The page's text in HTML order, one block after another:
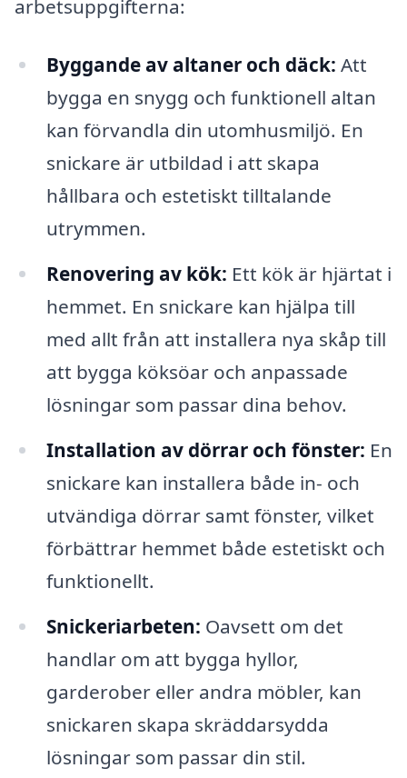
arbetsuppgifterna:
Byggande av altaner och däck: Att
bygga en snygg och funktionell altan
kan förvandla din utomhusmiljö. En
snickare är utbildad i att skapa
hållbara och estetiskt tilltalande
utrymmen.
Renovering av kök: Ett kök är hjärtat i
hemmet. En snickare kan hjälpa till
med allt från att installera nya skåp till
att bygga köksöar och anpassade
lösningar som passar dina behov.
Installation av dörrar och fönster: En
snickare kan installera både in- och
utvändiga dörrar samt fönster, vilket
förbättrar hemmet både estetiskt och
funktionellt.
Snickeriarbeten: Oavsett om det
handlar om att bygga hyllor,
garderober eller andra möbler, kan
snickaren skapa skräddarsydda
lösningar som passar din stil.